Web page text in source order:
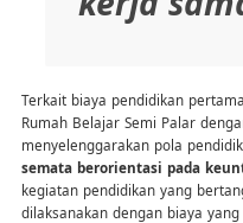
Terkait biaya pendidikan
Rumah Belajar Semi Palar
menyelenggarakan pola
semata berorientasi pada
kegiatan pendidikan yang
dilaksanakan dengan biaya